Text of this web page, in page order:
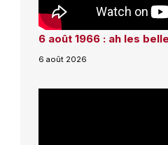
6 août 1966 : ah les
6 août 2026